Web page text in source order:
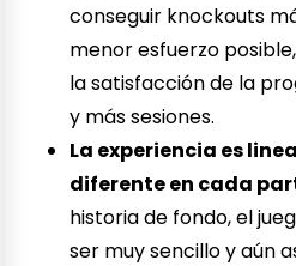
conseguir knockouts
menor esfuerzo
la satisfacción de la
y más sesiones.
La experiencia es
diferente en cada
historia de fondo, el
ser muy sencillo y aún